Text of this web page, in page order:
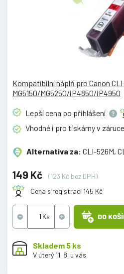
Kompatibilní náplň pro Canon
MG5150/MG5250/iP4850/iP4950
Lepší cena po přihlášení
Vhodné i pro tiskárny v záruce
Alternativa za: CLI-526M,
149 Kč
(123 Kč bez DPH)
Cena s registrací 145 Kč
DO
Skladem 5 ks
V úterý 11. 8. u vás